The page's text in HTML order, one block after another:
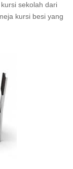
sekolah dari
kursi besi yang